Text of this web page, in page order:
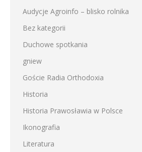
Audycje Agroinfo – blisko rolnika
Bez kategorii
Duchowe spotkania
gniew
Goście Radia Orthodoxia
Historia
Historia Prawosławia w Polsce
Ikonografia
Literatura